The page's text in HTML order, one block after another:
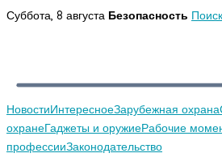
Перейти
Суббота, 8 августа Безопасность Поиск
НовостиИнтересноеЗарубежная охрана
охранеГаджеты и оружиеРабочие
профессииЗаконодательство